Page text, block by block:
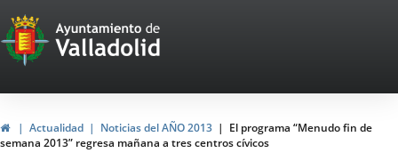
Portal
Web
del
Ayuntamiento
InicioActualidad Noticias del AÑO 2013
El programa “Menudo fin de
semana 2013” regresa mañana a tres centros cívicos